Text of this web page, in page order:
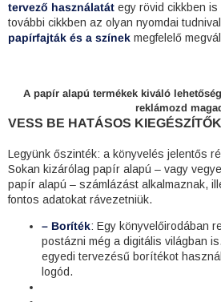
tervező használatát egy rövid cikkben
további cikkben az olyan nyomdai
papírfajták és a színek megfelelő
A papír alapú termékek kiváló
reklámozd
VESS BE HATÁSOS
Legyünk őszinték: a könyvelés jelentős
Sokan kizárólag papír alapú – vagy
papír alapú – számlázást alkalmaznak,
fontos adatokat rávezetniük.
– Boríték: Egy könyvelőirodában
postázni még a digitális világban
egyedi tervezésű borítékot
logód.